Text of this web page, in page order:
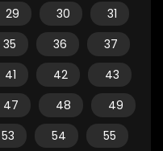
29 30
31
35 36
37
41 42
43
47 48
49
53 54
55